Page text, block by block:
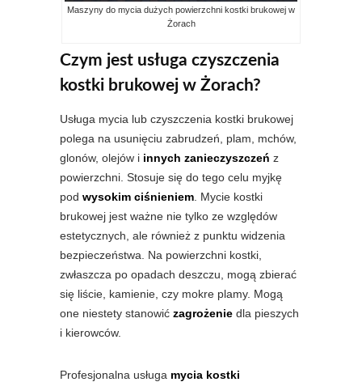
Maszyny do mycia dużych powierzchni kostki brukowej w
Żorach
Czym jest usługa czyszczenia
kostki brukowej w Żorach?
Usługa mycia lub czyszczenia kostki brukowej
polega na usunięciu zabrudzeń, plam, mchów,
glonów, olejów i innych zanieczyszczeń z
powierzchni. Stosuje się do tego celu myjkę
pod wysokim ciśnieniem . Mycie kostki
brukowej jest ważne nie tylko ze względów
estetycznych, ale również z punktu widzenia
bezpieczeństwa. Na powierzchni kostki,
zwłaszcza po opadach deszczu, mogą zbierać
się liście, kamienie, czy mokre plamy. Mogą
one niestety stanowić zagrożenie dla pieszych
i kierowców.
Profesjonalna usługa mycia kostki